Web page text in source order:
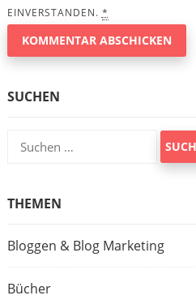
EINVERSTANDEN. *
SUCHEN
Suchen
nach:
THEMEN
Bloggen & Blog Marketing
Bücher